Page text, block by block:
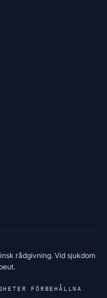
rådgivning. Vid sjukdom
FÖRBEHÅLLNA